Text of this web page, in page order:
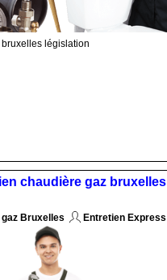
législation
chaudière gaz bruxelles
Bruxelles Entretien Express